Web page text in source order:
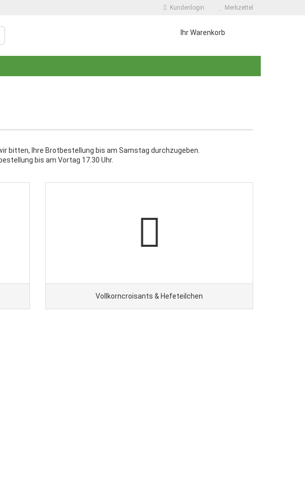
Kundenlogin
Konto erstellen
Passwort vergessen?
Merkzettel
Ihr Warenkorb
bitten, Ihre Brotbestellung bis am Samstag durchzugeben.
bis am Vortag 17.30 Uhr.
Vollkorncroisants & Hefeteilchen